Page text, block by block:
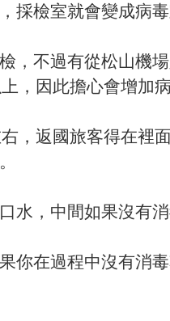
採檢室就會變成病
，不過有從松山機
，因此擔心會增加
，返國旅客得在裡
水，中間如果沒有
你在過程中沒有消